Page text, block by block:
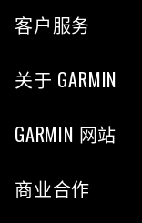
客户服务
关于 GARMIN
GARMIN 网站
商业合作